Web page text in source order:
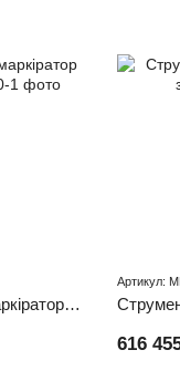
MoEco 2000 - Термоструменевий маркіратор одна друкуюча головка
Артикул:
616